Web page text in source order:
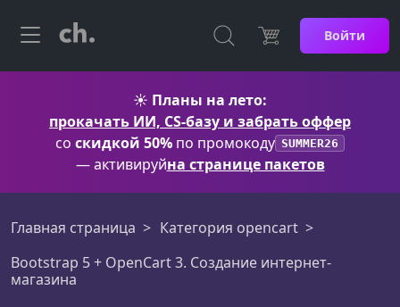
Войти
☀️ Планы на лето:
прокачать ИИ, CS-базу и забрать оффер
со скидкой 50% по промокоду SUMMER26
— активируйна странице пакетов
Главная страница
Категория opencart
Bootstrap 5 + OpenCart 3. Создание интернет-
магазина